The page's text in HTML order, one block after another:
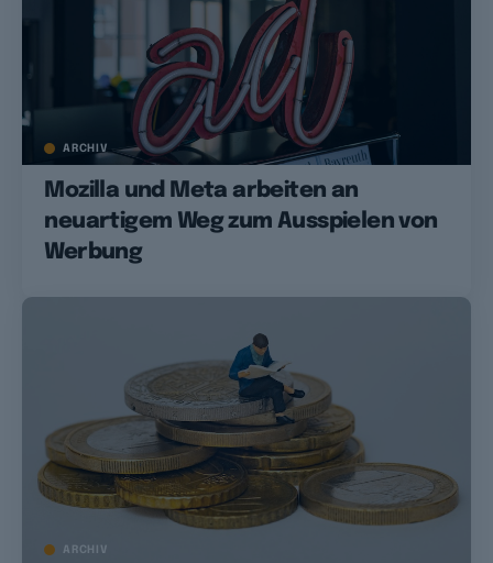
ARCHIV
Mozilla und Meta arbeiten an
neuartigem Weg zum Ausspielen von
Werbung
ARCHIV